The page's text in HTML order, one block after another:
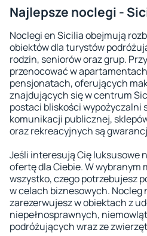
Najlepsze noclegi -
Noclegi en Sicilia obejmują
obiektów dla turystów
rodzin, seniorów oraz grup.
przenocować w
pensjonatach, oferujących
znajdujących się w centrum
postaci bliskości wypożyczalni
komunikacji publicznej,
oraz rekreacyjnych są
Jeśli interesują Cię luksusowe
ofertę dla Ciebie. W wybranym
wszystko, czego potrzebujesz
w celach biznesowych. Nocleg
zarezerwujesz w obiektach z
niepełnosprawnych,
podróżujących wraz ze